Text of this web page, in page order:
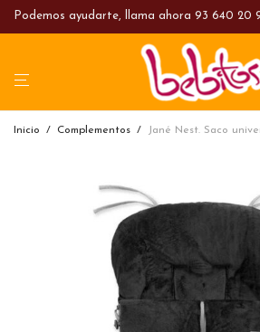
Podemos ayudarte, llama ahora 93 640 20
Inicio / Complementos / Jané Nest. Saco